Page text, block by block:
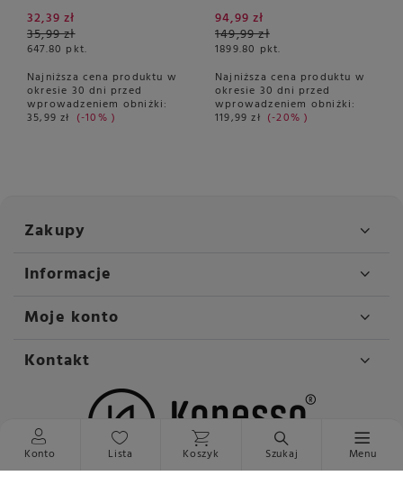
32,39 zł
647.80 pkt.
Najniższa cena produktu w
okresie 30 dni przed
wprowadzeniem obniżki:
35,99 zł -10%
35,99 zł 300 ml
94,99 zł
1899.80 pkt.
Najniższa cena produktu w
okresie 30 dni przed
wprowadzeniem obniżki:
119,99 zł -20%
149,99 zł
Zakupy
Informacje
Moje konto
Kontakt
Konto Lista Koszyk Szukaj Menu